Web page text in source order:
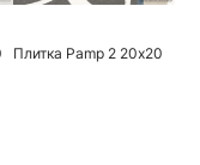
Плитка Pamp 2 20х20